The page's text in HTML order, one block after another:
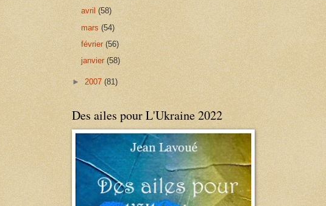
avril(58)
mars(54)
février(56)
janvier(58)
► 2007 (81)
Des ailes pour L'Ukraine 2022